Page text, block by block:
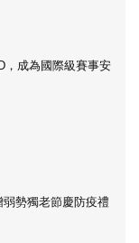
，成為國際級賽事安
勢獨老節慶防疫禮